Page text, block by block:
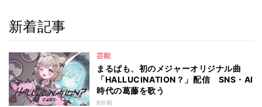
新着記事
芸能
まるぱも、初のメジャーオリジナル曲
「HALLUCINATION？」配信 SNS・AI
時代の葛藤を歌う
6分前